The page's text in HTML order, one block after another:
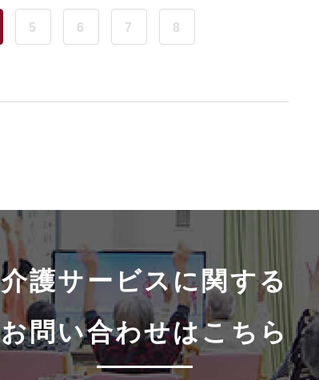
5 6 7 8
介護サービスに関する
お問い合わせはこちら